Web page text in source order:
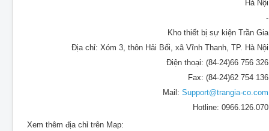
Hà Nội
-
Kho thiết bị sự kiện Trần Gia
Địa chỉ: Xóm 3, thôn Hải Bối, xã Vĩnh Thanh, TP. Hà Nội
Điện thoại: (84-24)66 756 326
Fax: (84-24)62 754 136
Mail: Support@trangia-co.com
Hotline: 0966.126.070
Xem thêm địa chỉ trên Map: